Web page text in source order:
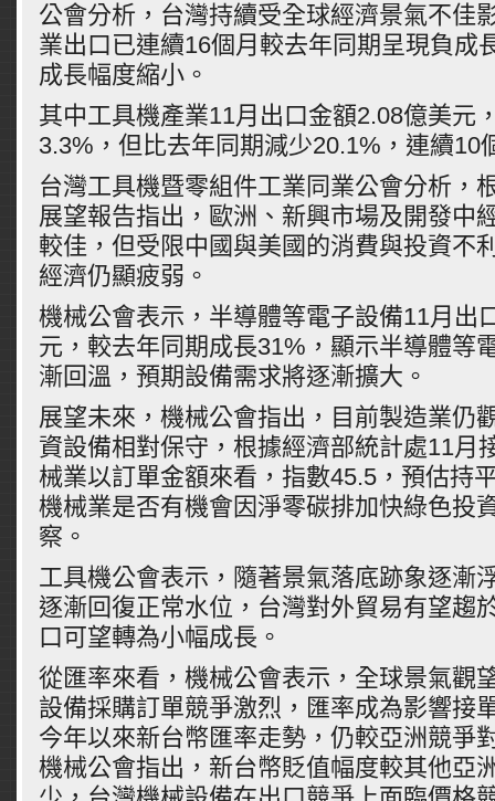
公會分析，台灣持續受全球經濟景氣不佳
業出口已連續16個月較去年同期呈現負成
成長幅度縮小。
其中工具機產業11月出口金額2.08億美元
3.3%，但比去年同期減少20.1%，連續10
台灣工具機暨零組件工業同業公會分析，
展望報告指出，歐洲、新興市場及開發中
較佳，但受限中國與美國的消費與投資不
經濟仍顯疲弱。
機械公會表示，半導體等電子設備11月出
元，較去年同期成長31%，顯示半導體等
漸回溫，預期設備需求將逐漸擴大。
展望未來，機械公會指出，目前製造業仍
資設備相對保守，根據經濟部統計處11月
械業以訂單金額來看，指數45.5，預估持
機械業是否有機會因淨零碳排加快綠色投
察。
工具機公會表示，隨著景氣落底跡象逐漸
逐漸回復正常水位，台灣對外貿易有望趨
口可望轉為小幅成長。
從匯率來看，機械公會表示，全球景氣觀
設備採購訂單競爭激烈，匯率成為影響接
今年以來新台幣匯率走勢，仍較亞洲競爭
機械公會指出，新台幣貶值幅度較其他亞